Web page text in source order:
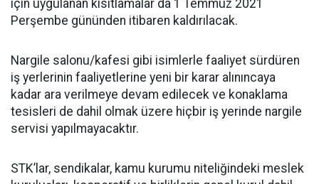
için uygulanan kısıtlamalar da 1 Temmuz 2021
Perşembe gününden itibaren kaldırılacak.
Nargile salonu/kafesi gibi isimlerle faaliyet sürdüren
iş yerlerinin faaliyetlerine yeni bir karar alınıncaya
kadar ara verilmeye devam edilecek ve konaklama
tesisleri de dahil olmak üzere hiçbir iş yerinde nargile
servisi yapılmayacaktır.
STK’lar, sendikalar, kamu kurumu niteliğindeki meslek